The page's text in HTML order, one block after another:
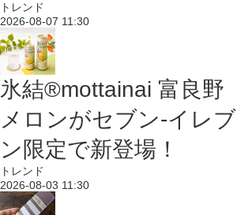
トレンド
2026-08-07 11:30
氷結®mottainai 富良野
メロンがセブン‐イレブ
ン限定で新登場！
トレンド
2026-08-03 11:30